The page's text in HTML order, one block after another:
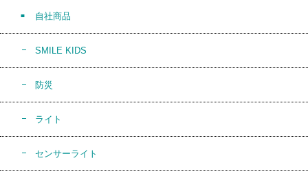
自社商品
SMILE KIDS
防災
ライト
センサーライト